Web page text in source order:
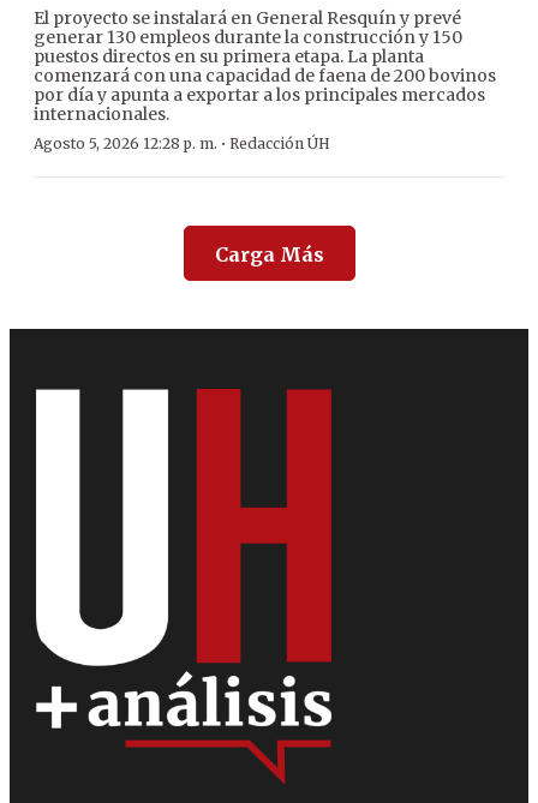
El proyecto se instalará en General Resquín y prevé
generar 130 empleos durante la construcción y 150
puestos directos en su primera etapa. La planta
comenzará con una capacidad de faena de 200 bovinos
por día y apunta a exportar a los principales mercados
internacionales.
Agosto 5, 2026 12:28 p. m. · Redacción ÚH
Carga Más